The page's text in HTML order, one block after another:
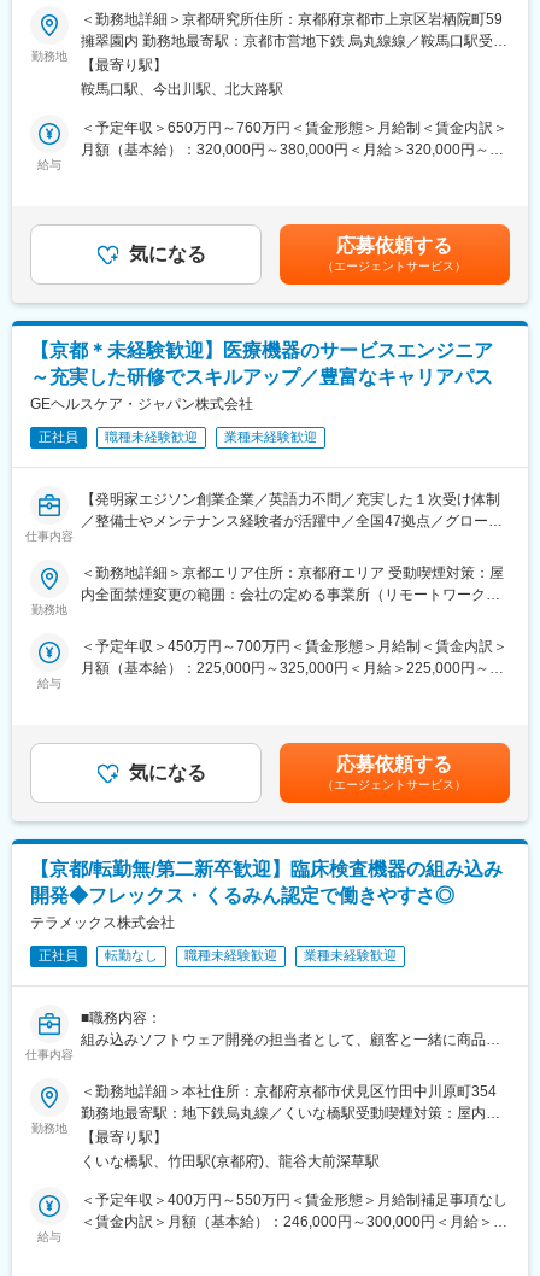
スペシャリストや、マネジメントの立場など、さまざまなキャリ
アパスを用意しており、ご自身の希望を尊重したキャリアステッ
プとなるよう、柔軟に対応できる環境が整っています。
研究開発チームは「機械」「電気」「試薬」「ソフト」が1つの大
きなチームとなり、横連携しながら開発設計をしています。設計
■研究所について
京都市営地下鉄・鞍馬口駅から徒歩5分。室町時代から伝わる日本
庭園「擁翠園（ようすいえん）」の中に京都研究所があります。
変更の範囲：会社の定める業務
有り◆◇
■出向先(ユニバーサルヘルスウェア有限会社)：
医療機器メーカーであるアークレイが展開する検査機器・患者サ
ポートツールを、ソフトウェア面で支える役割を持っており、グ
ループのデジタルサービス提供において非常に重要なポジション
を占めています。
のセキュリティ品質向上のため、以下の業務を担当いただきま
す。
（1）脆弱性診断業務
析、通信解析など）
（2）ペネトレーションテスト（侵入テスト）
外部・内部ネットワークに対するペンテスト
（3）診断結果の報告・改善提案
セキュリティレビュー・設計段階でのアドバイザリ
最新の攻撃手法や脆弱性情報の調査
◎自社プロダクトのセキュリティを上流から改善できる
単なる脆弱性診断にとどまらず、設計・開発プロセスそのものへ
◎IoT × アプリ開発という成長領域で経験を積むことができる
IoTデバイスとアプリケーションが連携するプロダクトを対象とし
ュリティ経験を積むことができます。
◎高度セキュリティ資格保有者が活躍できる環境
高度セキュリティ資格保有者が活躍しており、専門知識を正当に
評価され、レベルの高い議論・改善を推進できる技術志向の環境
が整っています。
■組織構成：
主にプロダクト開発を行うメンバー正社員14名のチームとなりま
す。
部門も同拠点勤務となるため、部門を超えたコミュニケーション
も取りやすい環境となります。
変更の範囲：会社の定める業務
勤務地
＜勤務地詳細＞京都研究所住所：京都府京都市上京区岩栖院町59
擁翠園内 勤務地最寄駅：京都市営地下鉄 烏丸線線／鞍馬口駅受動
喫煙対策：屋内全面禁煙変更の範囲：会社の定める事業所
【最寄り駅】
鞍馬口駅、今出川駅、北大路駅
給与
＜予定年収＞650万円～760万円＜賃金形態＞月給制＜賃金内訳＞
月額（基本給）：320,000円～380,000円＜月給＞320,000円～
いたします。礼金が15万（単身）、25万（家族帯同）、仲介手数
料家賃1ヶ月分も会社負担となります。尚、社宅適用となった場合
は、適用が異なります。賃金はあくまでも目安の金額であり、選
考を通じて上下する可能性があります。月給(月額)は固定手当を含
めた表記です。
気になる 応募依頼する
（エージェントサービス）
【京都＊未経験歓迎】医療機器のサービスエンジニア
～充実した研修でスキルアップ／豊富なキャリアパス
GEヘルスケア・ジャパン株式会社
正社員 職種未経験歓迎 業種未経験歓迎
仕事内容
【発明家エジソン創業企業／英語力不問／充実した１次受け体制
／整備士やメンテナンス経験者が活躍中／全国47拠点／グローバ
■業務内容：
医療画像診断装置（CT,MRI）、超音波診断装置や麻酔器
（LCS）、生体モニターを展開する同社のサービスステーション
・医療装置の保守 修理、点検等メンテナンス
・機器導入後の技術支援や購入前後のサポート
■就業環境：年間を通しての残業時間は平均して30～40時間とな
っており、夜間の対応につきましては月1, 2回のペースです。一次
対応はコールセンターが行い、現場での対応が必要な場合のみ、
夜間出勤をします。夜間・休日の出勤はスキルを備えられたこと
が確認できたのちに入ることになりますので、新人の内から対応
を求められることはありません。
■サポート体制：不明な点は本部アプリケーションエンジニアおよ
びテクニカルサポートエンジニアがいるため、最初は専門的な知
識はそこまで持っていなくても大丈夫です。スキルを備えたあと
呼び出し手当、待機手当、時間外出勤手当などはしっかり完備さ
れております。
て育成を行います。過去にも未経験の方も多く入社していますの
でご安心ください。
■長期的な就業可能：現在は勤続年数20年と在籍している方も多
数おり年齢層も20歳～50歳とバランスよく活躍しています。自己
都合の退職も3~5％と大手日系メーカーと同様に非常に長く働け
る環境です。
■キャリアパス：機械だけでなく電気やIT・科学の知識も身に着け
勤務地
＜勤務地詳細＞京都エリア住所：京都府エリア 受動喫煙対策：屋
内全面禁煙変更の範囲：会社の定める事業所（リモートワーク含
給与
＜予定年収＞450万円～700万円＜賃金形態＞月給制＜賃金内訳＞
月額（基本給）：225,000円～325,000円＜月給＞225,000円～
までも目安の金額であり、選考を通じて上下する可能性がありま
す。月給(月額)は固定手当を含めた表記です。賃金はあくまでも目
安の金額であり、選考を通じて上下する可能性があります。月給
(月額)は固定手当を含めた表記です。
気になる 応募依頼する
（エージェントサービス）
【京都/転勤無/第二新卒歓迎】臨床検査機器の組み込み
開発◆フレックス・くるみん認定で働きやすさ◎
テラメックス株式会社
正社員 転勤なし 職種未経験歓迎 業種未経験歓迎
仕事内容
■職務内容：
組み込みソフトウェア開発の担当者として、顧客と一緒に商品仕
定、開発、設計、評価、量試などをお任せします。
■同社の製品フロー：
顧客から依頼された商品イメージを２～3年かけて、顧客と一緒に
企画、そして弊社で機器開発/設計を行い、顧客評価承認後、弊社
の責任のもと協力会社で量産化までを担当します。
■組織構成：
勤務地
＜勤務地詳細＞本社住所：京都府京都市伏見区竹田中川原町354
勤務地最寄駅：地下鉄烏丸線／くいな橋駅受動喫煙対策：屋内全
面禁煙
【最寄り駅】
くいな橋駅、竹田駅(京都府)、龍谷大前深草駅
給与
＜予定年収＞400万円～550万円＜賃金形態＞月給制補足事項なし
＜賃金内訳＞月額（基本給）：246,000円～300,000円＜月給＞